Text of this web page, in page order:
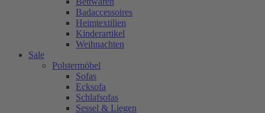
Badaccessoires
Heimtextilien
Kinderartikel
Weihnachten
Sale
Polstermöbel
Sofas
Ecksofa
Schlafsofas
Sessel & Liegen